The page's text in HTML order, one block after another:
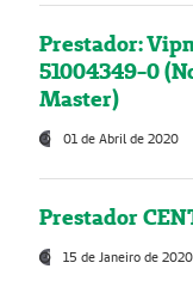
Prestador:
51004349-0
Master)
01 de Abril de 2020
Prestador
15 de Janeiro de 2020